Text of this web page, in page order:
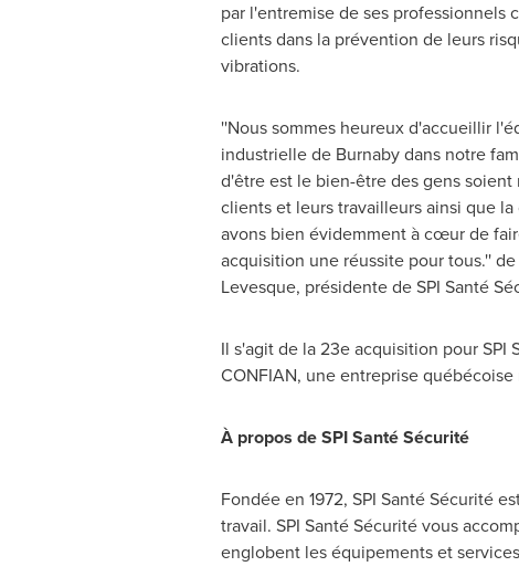
par l'entremise de ses professionnels
clients dans la prévention de leurs
vibrations.
''Nous sommes heureux d'accueillir
industrielle de Burnabydans notre
d'être est le bien-être des gens soient
clients et leurs travailleurs ainsi que
avons bien évidemment à cœur de
acquisition une réussite pour tous.''
Levesque, présidente de SPI Santé
Il s'agit de la 23e acquisition pour SPI
CONFIAN, une entreprise
À propos de SPI Santé Sécurité
Fondée en 1972, SPI Santé Sécurité
travail. SPI Santé Sécurité vous
englobent les équipements et